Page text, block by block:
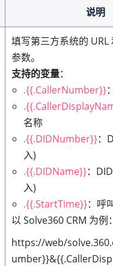
说明
填写第三方系统的
参数。
支持的变量：
.{{.CallerNumber}}
名称
.{{.DIDNumber}}：
入)
.{{.DIDName}}：
入)
.{{.StartTime}}：呼
以 Solve360 CRM 为例
https://web/